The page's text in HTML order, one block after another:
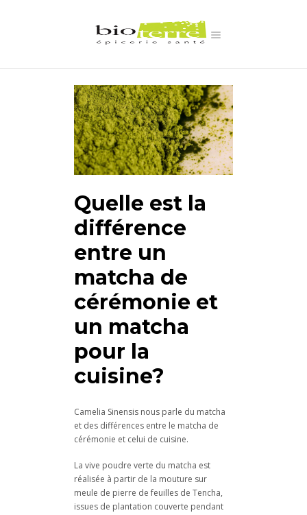
Quelle est la
différence
entre un
matcha de
cérémonie et
un matcha
pour la
cuisine?
Camelia Sinensis nous parle du matcha
et des différences entre le matcha de
cérémonie et celui de cuisine.
La vive poudre verte du matcha est
réalisée à partir de la mouture sur
meule de pierre de feuilles de Tencha,
issues de plantation couverte pendant